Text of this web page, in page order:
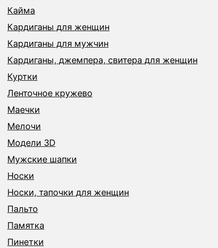
Кайма
Кардиганы для женщин
Кардиганы для мужчин
Кардиганы, джемпера, свитера для женщин
Куртки
Ленточное кружево
Маечки
Мелочи
Модели 3D
Мужские шапки
Носки
Носки, тапочки для женщин
Пальто
Памятка
Пинетки